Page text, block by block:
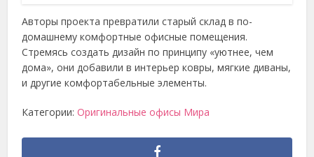
Авторы проекта превратили старый склад в по-
домашнему комфортные офисные помещения.
Стремясь создать дизайн по принципу «уютнее, чем
дома», они добавили в интерьер ковры, мягкие диваны,
и другие комфортабельные элементы.
Категории:Оригинальные офисы Мира